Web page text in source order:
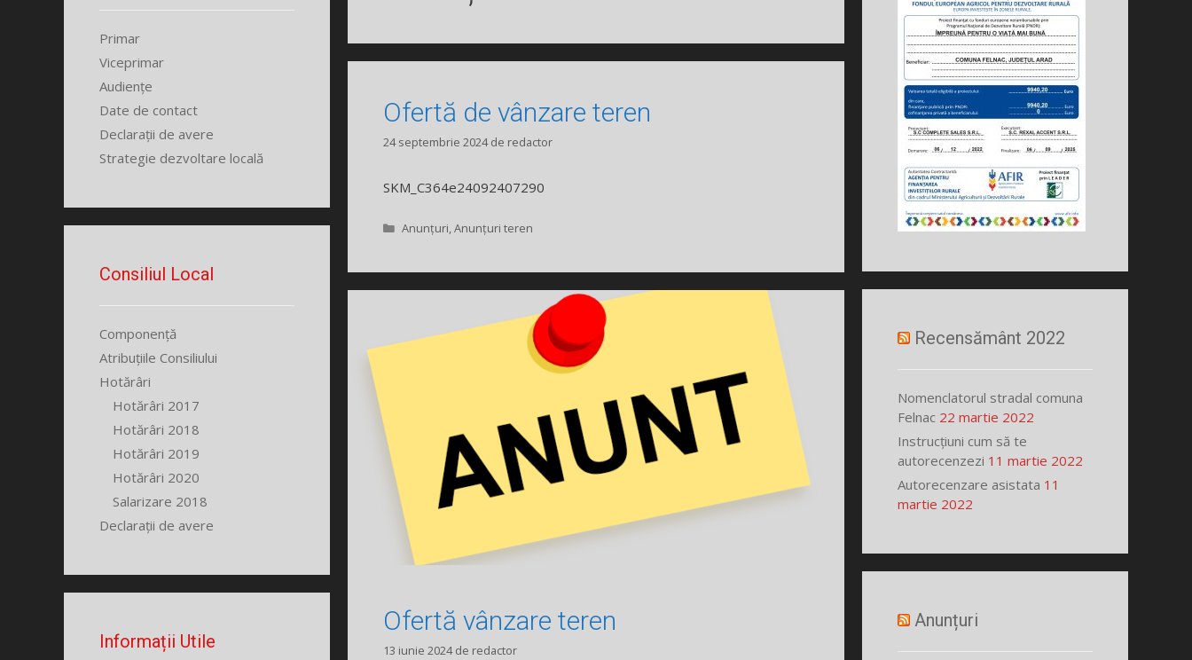
Ofertă de vânzare teren
24 septembrie 2024 de redactor
SKM_C364e24092407290
Categorii
Anunțuri,Anunțuri teren
Ofertă vânzare teren
13 iunie 2024 de redactor
Primar
Viceprimar
Audiențe
Date de contact
Declarații de avere
Strategie dezvoltare locală
Consiliul Local
Componență
Atribuțiile Consiliului
Hotărâri
Hotărâri 2017
Hotărâri 2018
Hotărâri 2019
Hotărâri 2020
Salarizare 2018
Declarații de avere
Informații Utile
Recensământ 2022
Nomenclatorul stradal comuna
Felnac 22 martie 2022
Instrucțiuni cum să te
autorecenzezi 11 martie 2022
Autorecenzare asistata 11
martie 2022
Anunțuri